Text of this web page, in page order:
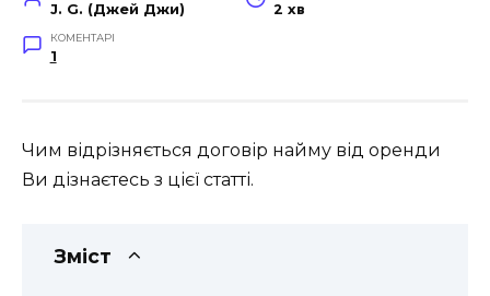
J. G. (Джей Джи) 2 хв
КОМЕНТАРІ
1
Чим відрізняється договір найму від оренди
Ви дізнаєтесь з цієї статті.
Зміст